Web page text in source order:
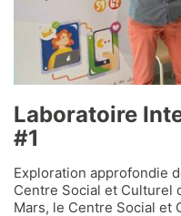
Laboratoire
#1
Exploration approfondie
Centre Social et Culturel
Mars, le Centre Social et